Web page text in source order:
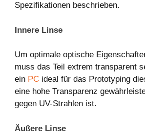
Spezifikationen beschrieben.
Innere Linse
Um optimale optische
muss das Teil extrem transparent
ein PC ideal für das Prototyping
eine hohe Transparenz
gegen UV-Strahlen ist.
Äußere Linse